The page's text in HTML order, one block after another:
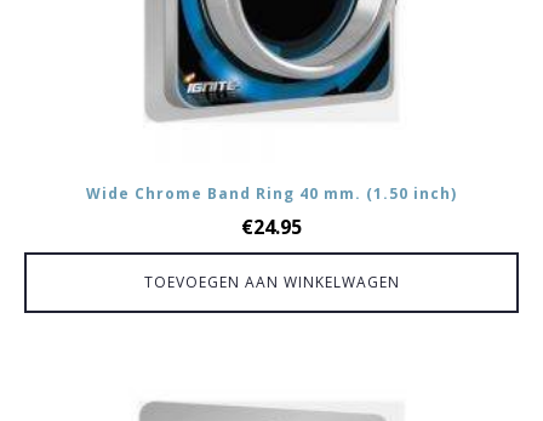
Wide Chrome Band Ring 40 mm. (1.50 inch)
€24.95
TOEVOEGEN AAN WINKELWAGEN